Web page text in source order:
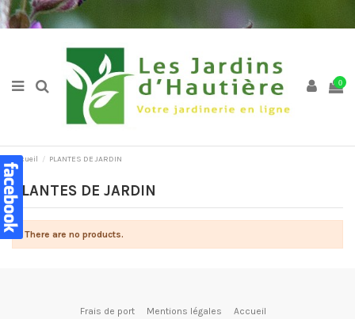
0
Accueil PLANTES DE JARDIN
PLANTES DE JARDIN
There are no products.
Frais de port Mentions légales Accueil